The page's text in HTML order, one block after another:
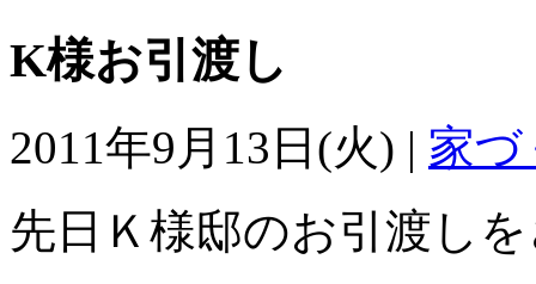
K様お引渡し
2011年9月13日(火) | 家
先日Ｋ様邸のお引渡し